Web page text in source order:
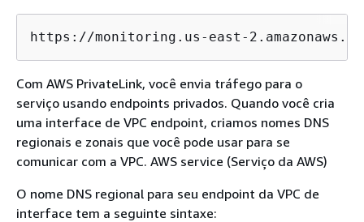
https://monitoring.us-east-
Com AWS PrivateLink, você envia tráfego para o
serviço usando endpoints privados. Quando você cria
uma interface de VPC endpoint, criamos nomes DNS
regionais e zonais que você pode usar para se
comunicar com a VPC. AWS service (Serviço da AWS)
O nome DNS regional para seu endpoint da VPC de
interface tem a seguinte sintaxe: